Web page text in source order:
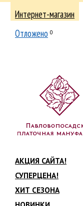
Интернет-магазин
Отложено 0
АКЦИЯ САЙТА!
СУПЕРЦЕНА!
ХИТ СЕЗОНА